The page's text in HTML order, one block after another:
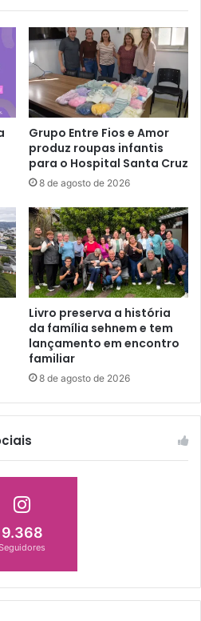
Grupo Entre Fios e Amor
produz roupas infantis
para o Hospital Santa Cruz
8 de agosto de 2026
Livro preserva a história
da família sehnem e tem
lançamento em encontro
familiar
8 de agosto de 2026
9.368